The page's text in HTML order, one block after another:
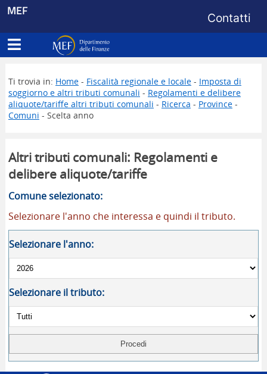
MEF Menu di
Contatti
Apri menu principale
Dipartimento delle Finanze
Ti trovia in: Home- Fiscalità regionale e locale- Imposta di
soggiorno e altri tributi comunali - Regolamenti e delibere
aliquote/tariffe altri tributi comunali - Ricerca - Province-
Comuni - Scelta anno
Altri tributi comunali: Regolamenti e
delibere aliquote/tariffe
Comune selezionato:
Selezionare l'anno che interessa e quindi il tributo.
Selezionare l'anno:
Selezionare il tributo: